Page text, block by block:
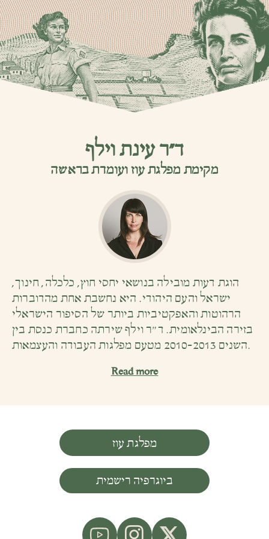
ד”ר עינת וילף
מקימת מפלגת עוז ועומדת בראשה
הוגת דעות מובילה בנושאי יחסי חוץ, כלכלה, חינוך,
ישראל והעם היהודי. היא נחשבת אחת מהדוברות
הרהוטות והאפקטיביות ביותר של הסיפור הישראלי
בזירה הבינלאומית. ד״ר וילף שירתה כחברת כנסת בין
השנים 2010-2013 מטעם מפלגות העבודה והעצמאות.
Read more
מפלגת עוז
ביוגרפיה רישמית